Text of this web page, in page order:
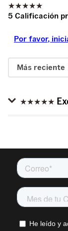
★★★★★
5 Calificación
Por favor,
Más reciente
★★★★★
Tenis pulcros,
Producto 100%